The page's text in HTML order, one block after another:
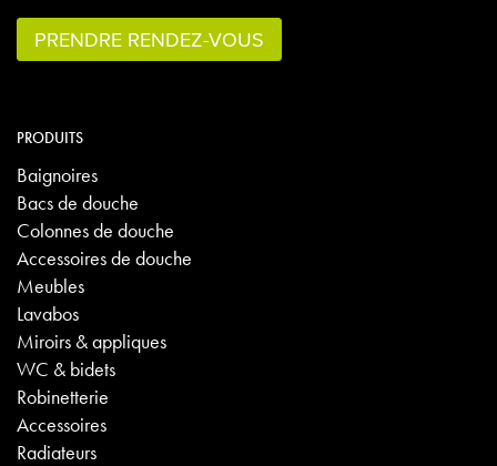
PRENDRE RENDEZ-VOUS
PRODUITS
Baignoires
Bacs de douche
Colonnes de douche
Accessoires de douche
Meubles
Lavabos
Miroirs & appliques
WC & bidets
Robinetterie
Accessoires
Radiateurs